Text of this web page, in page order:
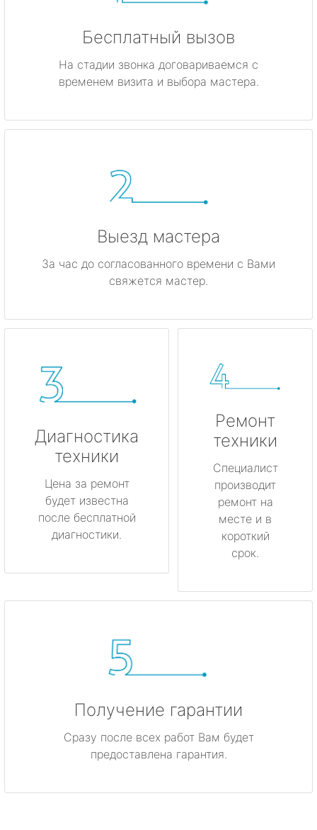
Бесплатный вызов
На стадии звонка договариваемся с
временем визита и выбора мастера.
Выезд мастера
За час до согласованного времени с Вами
свяжется мастер.
Диагностика
техники
Цена за ремонт
будет известна
после бесплатной
диагностики.
Ремонт
техники
Специалист
производит
ремонт на
месте и в
короткий
срок.
Получение гарантии
Сразу после всех работ Вам будет
предоставлена гарантия.